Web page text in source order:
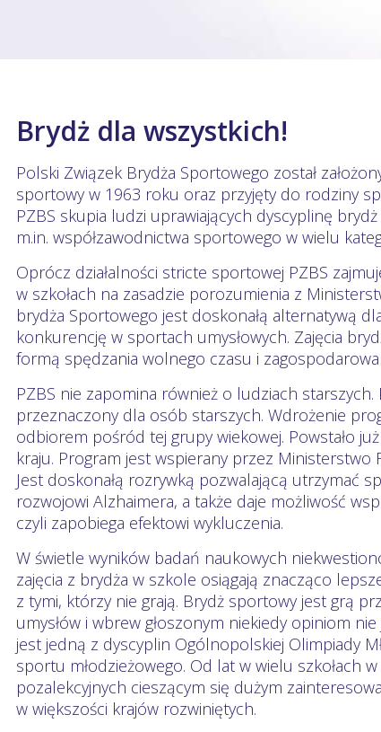
Brydż dla wszystkich!
Polski Związek Brydża Sportowego został
sportowy w 1963 roku oraz przyjęty do rodziny
PZBS skupia ludzi uprawiających dyscyplinę
m.in. współzawodnictwa sportowego w wielu
Oprócz działalności stricte sportowej PZBS
w szkołach na zasadzie porozumienia z
brydża Sportowego jest doskonałą alternatywą
konkurencję w sportach umysłowych. Zajęcia
formą spędzania wolnego czasu i
PZBS nie zapomina również o ludziach
przeznaczony dla osób starszych. Wdrożenie
odbiorem pośród tej grupy wiekowej. Powstało
kraju. Program jest wspierany przez Ministerstwo
Jest doskonałą rozrywką pozwalającą utrzymać
rozwojowi Alzhaimera, a także daje możliwość
czyli zapobiega efektowi wykluczenia.
W świetle wyników badań naukowych
zajęcia z brydża w szkole osiągają znacząco
z tymi, którzy nie grają. Brydż sportowy jest grą
umysłów i wbrew głoszonym niekiedy opiniom
jest jedną z dyscyplin Ogólnopolskiej Olimpiady
sportu młodzieżowego. Od lat w wielu szkołach
pozalekcyjnych cieszącym się dużym
w większości krajów rozwiniętych.